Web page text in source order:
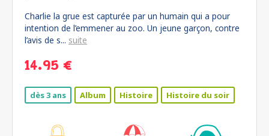
Charlie la grue est capturée par un humain qui a pour
intention de l’emmener au zoo. Un jeune garçon, contre
l’avis de s... suite
14.95 €
dès 3 ans Album Histoire Histoire du soir